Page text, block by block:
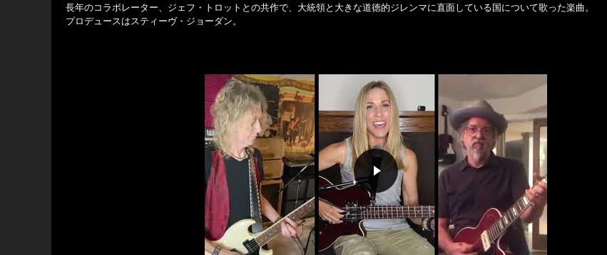
長年のコラボレーター、ジェフ・トロットとの共作で、大統領と大きな道徳的ジレンマに直面している国について歌った楽曲。
プロデュースはスティーヴ・ジョーダン。